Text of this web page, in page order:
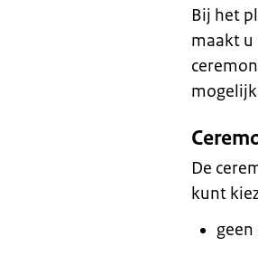
Bij het
maakt u
De
kunt